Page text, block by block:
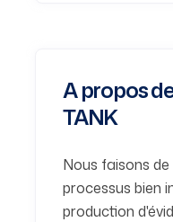
A propos
TANK
Nous faisons
processus bien
production